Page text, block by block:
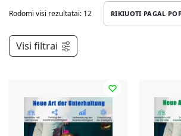
Rodomi visi rezultatai: 12
Visi filtrai